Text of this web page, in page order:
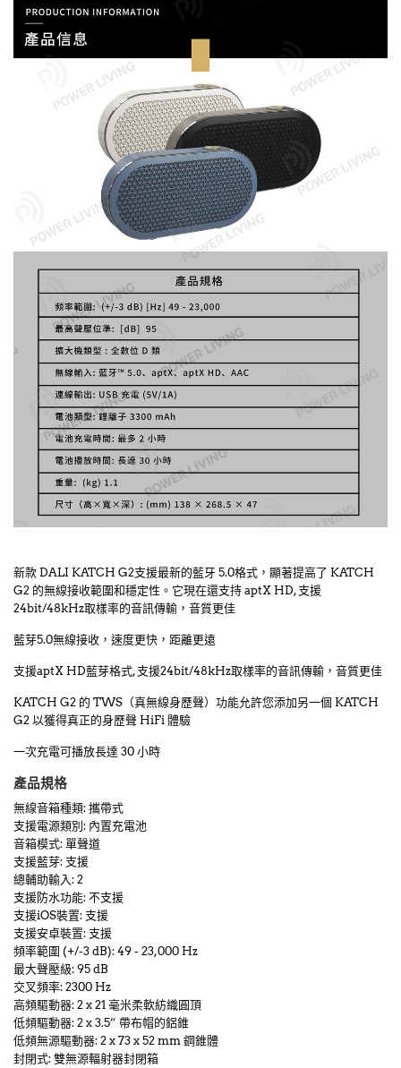
新款 DALI KATCH G2支援最新的藍牙 5.0格式，顯著提高了 KATCH
G2 的無線接收範圍和穩定性。它現在還支持 aptX HD, 支援
24bit/48kHz取樣率的音訊傳輸，音質更佳
藍芽5.0無線接收，速度更快，距離更遠
支援aptX HD藍芽格式, 支援24bit/48kHz取樣率的音訊傳輸，音質更佳
KATCH G2 的 TWS（真無線身歷聲）功能允許您添加另一個 KATCH
G2 以獲得真正的身歷聲 HiFi 體驗
一次充電可播放長達 30 小時
產品規格
無線音箱種類: 攜帶式
支援電源類別: 內置充電池
音箱模式: 單聲道
支援藍芽: 支援
總輔助輸入: 2
支援防水功能: 不支援
支援iOS裝置: 支援
支援安卓裝置: 支援
頻率範圍 (+/-3 dB): 49 - 23,000 Hz
最大聲壓級: 95 dB
交叉頻率: 2300 Hz
高頻驅動器: 2 x 21 毫米柔軟紡織圓頂
低頻驅動器: 2 x 3.5” 帶布帽的鋁錐
低頻無源驅動器: 2 x 73 x 52 mm 鋼錐體
封閉式: 雙無源輻射器封閉箱